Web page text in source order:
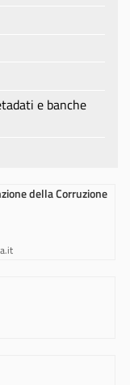
e banche
della Corruzione